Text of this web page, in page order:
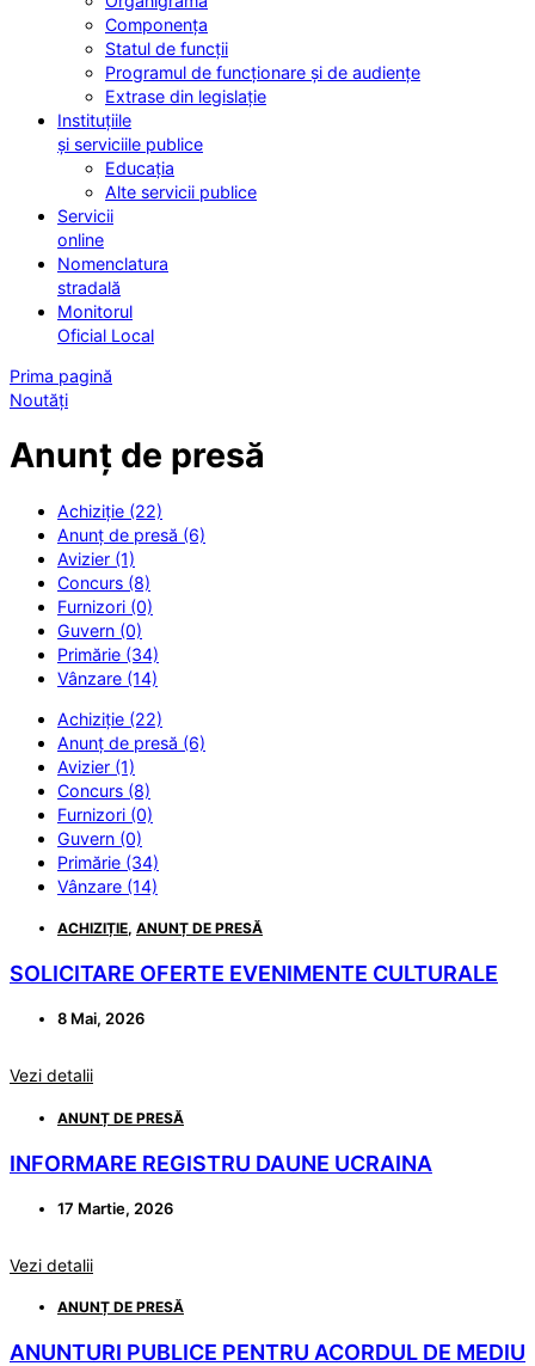
Componența
Statul de funcții
Programul de funcționare și de audiențe
Extrase din legislație
Instituțiile
și serviciile publice
Educația
Alte servicii publice
Servicii
online
Nomenclatura
stradală
Monitorul
Oficial Local
Prima pagină
Noutăți
Anunț de presă
Achiziție (22)
Anunț de presă (6)
Avizier (1)
Concurs (8)
Furnizori (0)
Guvern (0)
Primărie (34)
Vânzare (14)
Achiziție (22)
Anunț de presă (6)
Avizier (1)
Concurs (8)
Furnizori (0)
Guvern (0)
Primărie (34)
Vânzare (14)
ACHIZIȚIE, ANUNȚ DE PRESĂ
SOLICITARE OFERTE EVENIMENTE CULTURALE
8 Mai, 2026
Vezi detalii
ANUNȚ DE PRESĂ
INFORMARE REGISTRU DAUNE UCRAINA
17 Martie, 2026
Vezi detalii
ANUNȚ DE PRESĂ
ANUNTURI PUBLICE PENTRU ACORDUL DE MEDIU